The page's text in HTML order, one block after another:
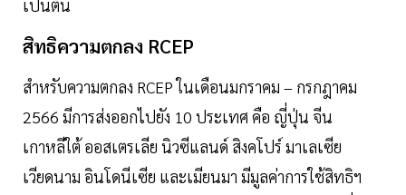
เป็นต้น
สิทธิความตกลง RCEP
สำหรับความตกลง RCEP ในเดือนมกราคม – กรกฎาคม
2566 มีการส่งออกไปยัง 10 ประเทศ คือ ญี่ปุ่น จีน
เกาหลีใต้ ออสเตรเลีย นิวซีแลนด์ สิงคโปร์ มาเลเซีย
เวียดนาม อินโดนีเซีย และเมียนมา มีมูลค่าการใช้สิทธิฯ